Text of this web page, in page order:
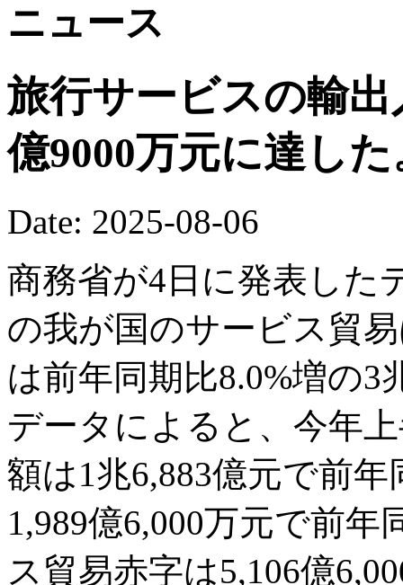
ニュース
旅行サービスの輸
億9000万元に達した
Date: 2025-08-06
商務省が4日に発表した
の我が国のサービス貿
は前年同期比8.0%増の3
データによると、今年
額は1兆6,883億元で前
1,989億6,000万元で前
ス貿易赤字は5,106億